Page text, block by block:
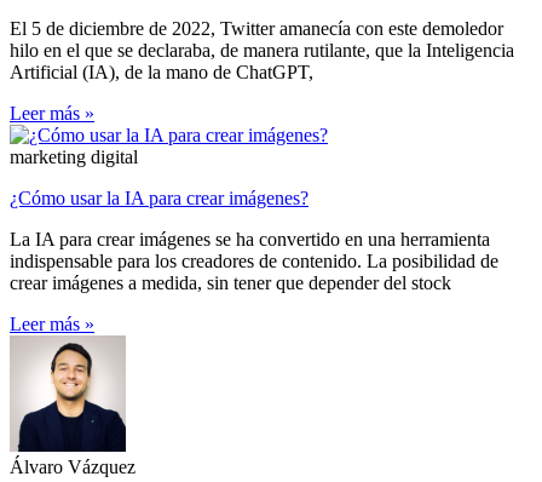
El 5 de diciembre de 2022, Twitter amanecía con este demoledor
hilo en el que se declaraba, de manera rutilante, que la Inteligencia
Artificial (IA), de la mano de ChatGPT,
Leer más »
marketing digital
¿Cómo usar la IA para crear imágenes?
La IA para crear imágenes se ha convertido en una herramienta
indispensable para los creadores de contenido. La posibilidad de
crear imágenes a medida, sin tener que depender del stock
Leer más »
Álvaro Vázquez